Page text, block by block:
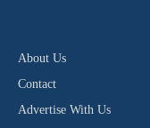
About Us
Contact
Advertise With Us